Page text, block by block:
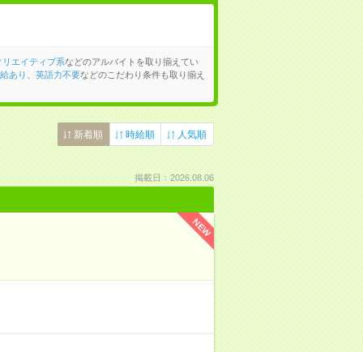
リエイティブ系などのアルバイトを取り揃えてい
あり
英語力不要などのこだわり条件も取り揃え
新着順 時給順 人気順
掲載日：2026.08.06
NEW